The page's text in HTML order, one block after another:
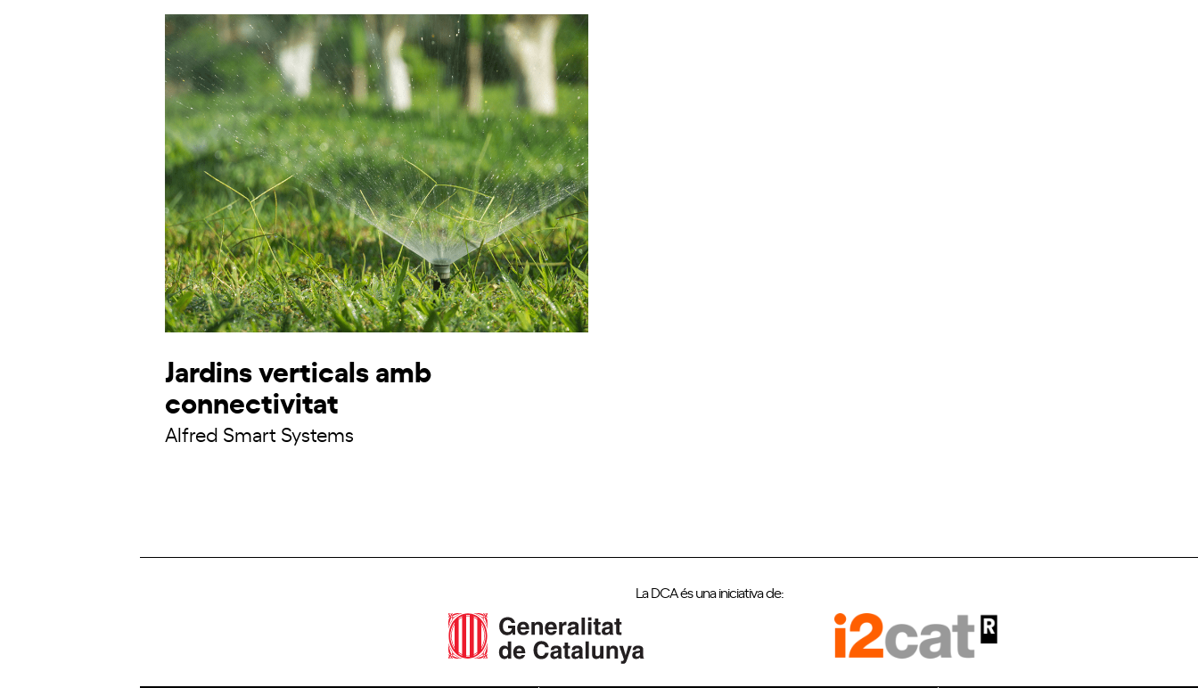
Jardins verticals amb
connectivitat
Alfred Smart Systems
La DCA és una iniciativa de: